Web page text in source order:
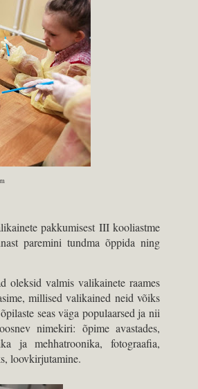
pakkumisest III kooliastme
paremini tundma õppida ning
oleksid valmis valikainete raames
millised valikained neid võiks
seas väga populaarsed ja nii
nimekiri: õpime avastades,
ja mehhatroonika, fotograafia,
loovkirjutamine.